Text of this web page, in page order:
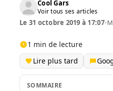
Cool Gars
Voir tous ses articles
Le 31 octobre 2019 à 17:07•
1 min de lecture
Lire plus tard
SOMMAIRE